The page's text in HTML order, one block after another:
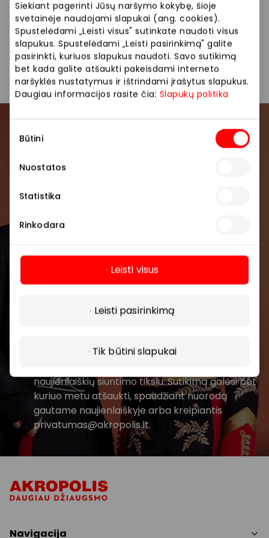
Siekiant pagerinti Jūsų naršymo kokybę, šioje
svetainėje naudojami slapukai (ang. cookies).
Spustelėdami „Leisti visus" sutinkate naudoti visus
slapukus. Spustelėdami „Leisti pasirinkimą" galite
pasirinkti, kuriuos slapukus naudoti. Savo sutikimą
bet kada galite atšaukti pakeisdami interneto
naršyklės nustatymus ir ištrindami įrašytus slapukus.
Daugiau informacijos rasite čia: Slapukų politika
pasirinkimas
Būtini
Nuostatos
Statistika
Rinkodara
Leisti visus
Leisti pasirinkimą
Tik būtini slapukai
Dovanos Kitos paslaugos Parduotuvės
Paslaugos
renginius ir naujausią informaciją iš AKROPOLIS
PPC AKROPOLIS naujienas. Dėl to AKROPOLIS
naujienlaiškių siuntimo tikslu. Sutikimą galėsi bet
kuriuo metu atšaukti, spaudžiant nuorodą
gautame naujienlaiškyje arba kreipiantis
privatumas@akropolis.lt.
Daugiau
Navigacija